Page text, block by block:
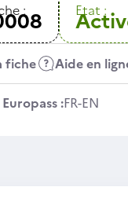
: Etat :
fiche Aide en
:FR-EN